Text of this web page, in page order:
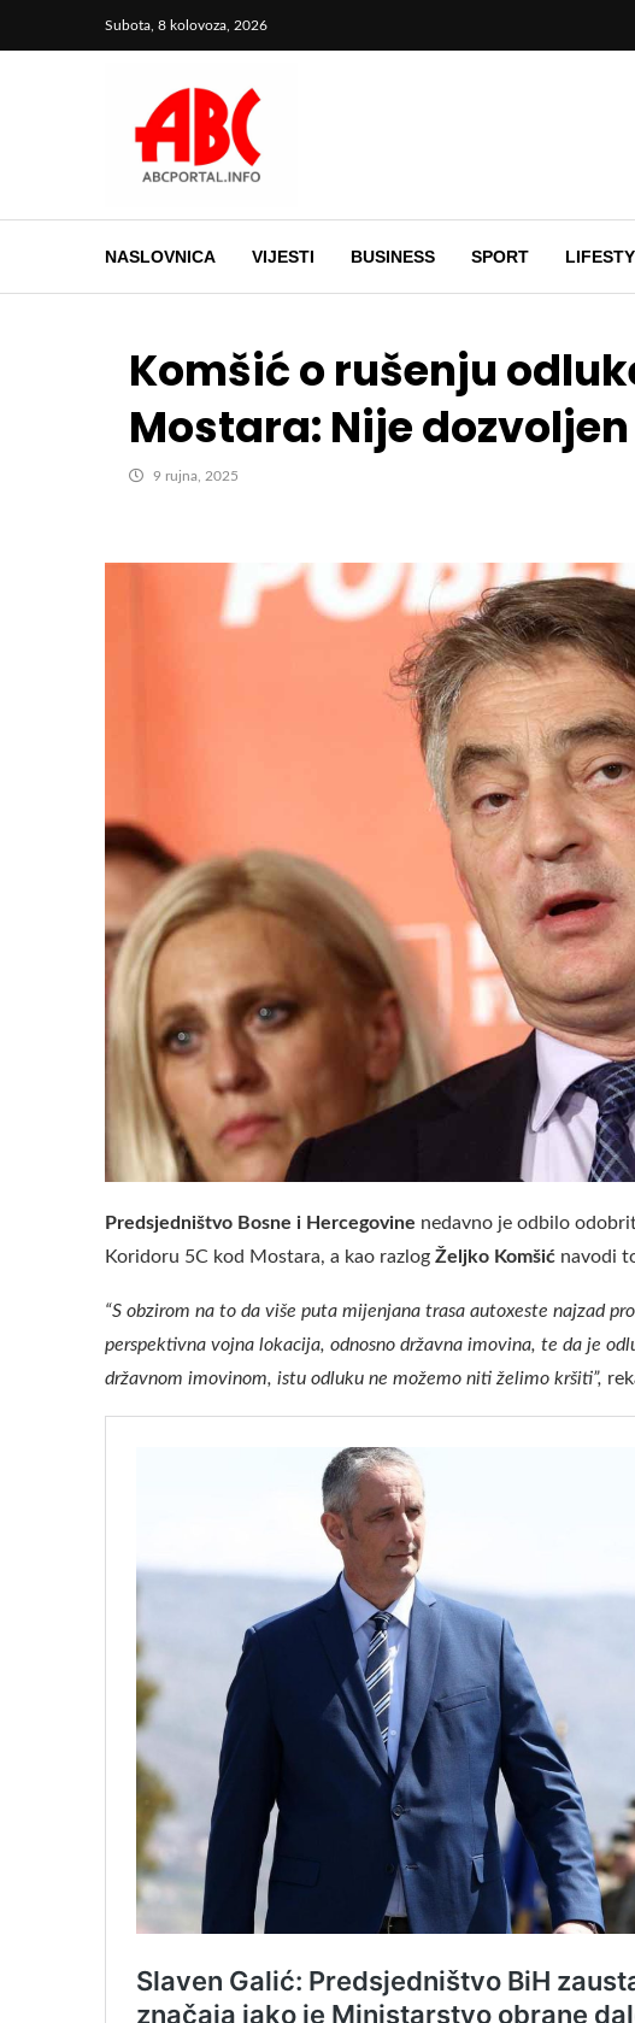
Subota, 8 kolovoza, 2026
NASLOVNICA VIJESTI BUSINESS SPORT
Komšić o rušenju
Mostara: Nije
9 rujna, 2025
Predsjedništvo Bosne i Hercegovine nedavno je odbilo
Koridoru 5C kod Mostara, a kao razlog Željko Komšić navodi
“S obzirom na to da više puta mijenjana trasa autoxeste najzad
perspektivna vojna lokacija, odnosno državna imovina, te da je
državnom imovinom, istu odluku ne možemo niti želimo kršiti”,